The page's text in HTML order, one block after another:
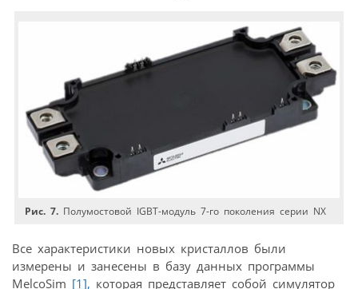
Рис. 7. Полумостовой IGBT-модуль 7-го поколения серии NX
Все характеристики новых кристаллов были
измерены и занесены в базу данных программы
MelcoSim [1], которая представляет собой симулятор